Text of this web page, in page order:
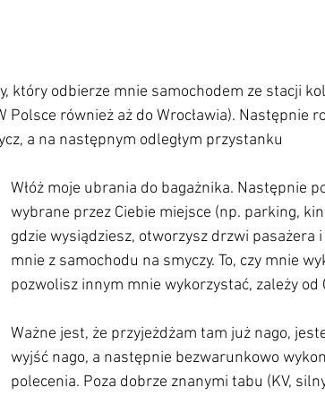
który odbierze mnie samochodem ze stacji
również aż do Wrocławia). Następnie
a na następnym odległym przystanku
Włóż moje ubrania do bagażnika. Następnie
wybrane przez Ciebie miejsce (np. parking,
gdzie wysiądziesz, otworzysz drzwi pasażera
mnie z samochodu na smyczy. To, czy mnie
pozwolisz innym mnie wykorzystać, zależy od
Ważne jest, że przyjeżdżam tam już nago,
wyjść nago, a następnie bezwarunkowo
polecenia. Poza dobrze znanymi tabu (KV,